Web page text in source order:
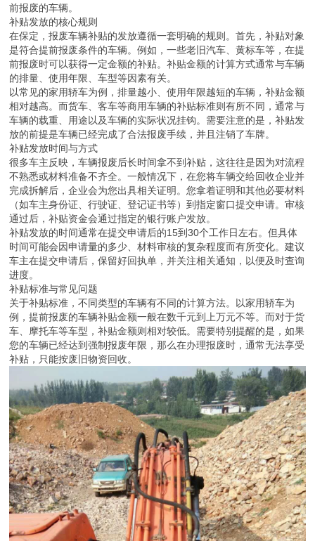
前报废的车辆。
补贴发放的核心规则
在保定，报废车辆补贴的发放遵循一套明确的规则。首先，补贴对象
是符合提前报废条件的车辆。例如，一些老旧汽车、黄标车等，在提
前报废时可以获得一定金额的补贴。补贴金额的计算方式通常与车辆
的排量、使用年限、车型等因素有关。
以常见的家用轿车为例，排量越小、使用年限越短的车辆，补贴金额
相对越高。而货车、客车等商用车辆的补贴标准则有所不同，通常与
车辆的载重、用途以及车辆的实际状况挂钩。需要注意的是，补贴发
放的前提是车辆已经完成了合法报废手续，并且注销了车牌。
补贴发放时间与方式
很多车主反映，车辆报废后长时间拿不到补贴，这往往是因为对流程
不熟悉或材料准备不齐全。一般情况下，在您将车辆交给回收企业并
完成拆解后，企业会为您出具相关证明。您拿着证明和其他必要材料
（如车主身份证、行驶证、登记证书等）到指定窗口提交申请。审核
通过后，补贴资金会通过指定的银行账户发放。
补贴发放的时间通常在提交申请后的15到30个工作日左右。但具体
时间可能会因申请量的多少、材料审核的复杂程度而有所变化。建议
车主在提交申请后，保留好回执单，并关注相关通知，以便及时查询
进度。
补贴标准与常见问题
关于补贴标准，不同类型的车辆有不同的计算方法。以家用轿车为
例，提前报废的车辆补贴金额一般在数千元到上万元不等。而对于货
车、摩托车等车型，补贴金额则相对较低。需要特别提醒的是，如果
您的车辆已经达到强制报废年限，那么在办理报废时，通常无法享受
补贴，只能按废旧物资回收。